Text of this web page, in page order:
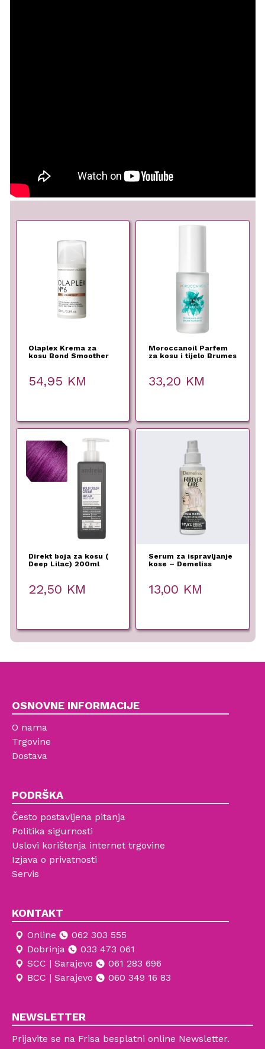
Olaplex Krema za
kosu Bond Smoother
54,95 KM
Moroccanoil Parfem
za kosu i tijelo Brumes
33,20 KM
Direkt boja za kosu (
Deep Lilac) 200ml
22,50 KM
Serum za ispravljanje
kose – Demeliss
13,00 KM
OSNOVNE INFORMACIJE
O nama
Trgovine
Dostava
PODRŠKA
Često postavljena pitanja
Politika sigurnosti
Uslovi korištenja internet trgovine
Izjava o privatnosti
Servis
KONTAKT
Online
062 303 555
Dobrinja
033 473 061
SCC | Sarajevo
061 283 696
BCC | Sarajevo
060 349 16 83
NEWSLETTER
Prijavite se na Frisa besplatni online Newsletter.